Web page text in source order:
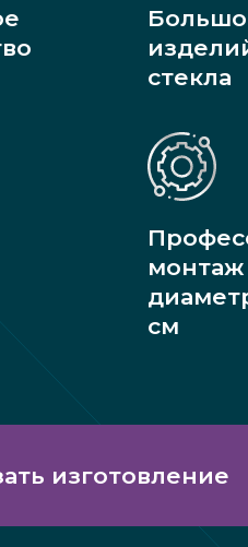
стекла
монтаж
см
изготовление